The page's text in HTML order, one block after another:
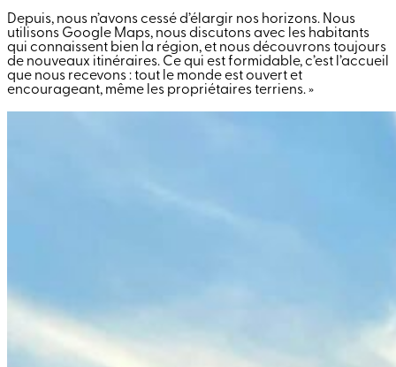
Depuis, nous n’avons cessé d’élargir nos horizons. Nous
utilisons Google Maps, nous discutons avec les habitants
qui connaissent bien la région, et nous découvrons toujours
de nouveaux itinéraires. Ce qui est formidable, c’est l’accueil
que nous recevons : tout le monde est ouvert et
encourageant, même les propriétaires terriens. »